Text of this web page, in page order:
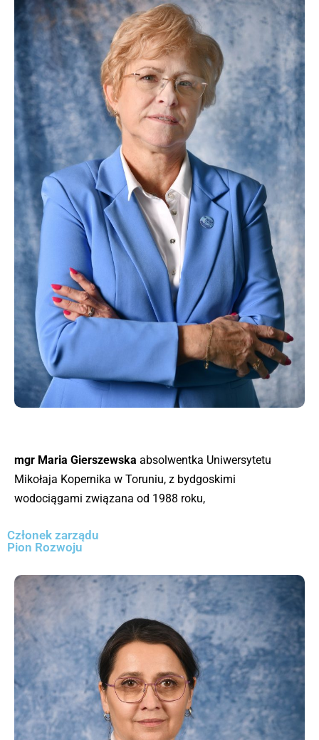
mgr Maria Gierszewska absolwentka Uniwersytetu
Mikołaja Kopernika w Toruniu, z bydgoskimi
wodociągami związana od 1988 roku,
Członek zarządu
Pion Rozwoju